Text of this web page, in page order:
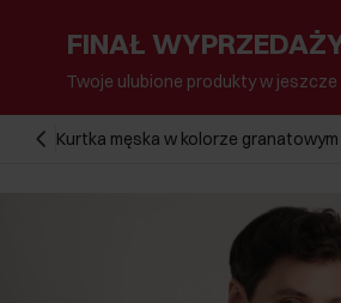
FINAŁ
Twoje ulubione produkty w
Kurtka męska w kolorze granatowym